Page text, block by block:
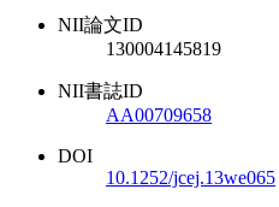
NII論文ID
130004145819
NII書誌ID
AA00709658
DOI
10.1252/jcej.13we065